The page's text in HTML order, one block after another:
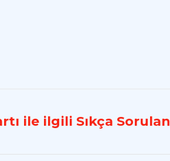
ile ilgili Sıkça